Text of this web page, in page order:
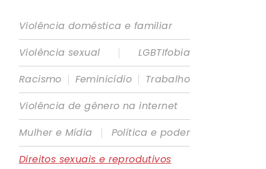
Violência doméstica e familiar
Violência sexual
|
LGBTIfobia
Racismo | Feminicídio | Trabalho
Violência de gênero na internet
Mulher e Mídia
|
Política e poder
Direitos sexuais e reprodutivos